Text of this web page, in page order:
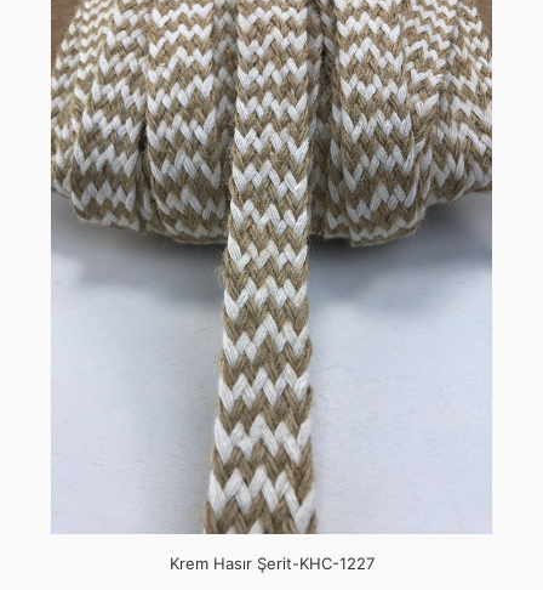
Krem Hasır Şerit-KHC-1227